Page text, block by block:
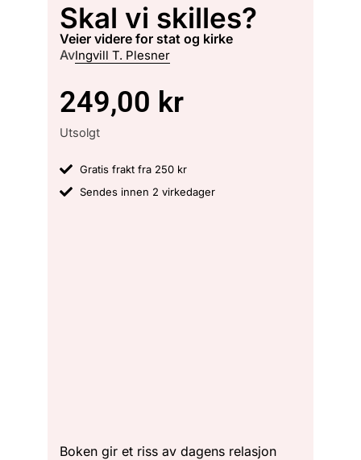
Skal vi skilles?
veier videre for stat og kirke
AvIngvill T. Plesner
249,00 kr
Utsolgt
Gratis frakt fra 250 kr
Sendes innen 2 virkedager
Boken gir et riss av dagens relasjon